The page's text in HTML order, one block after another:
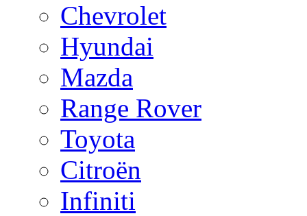
Chevrolet
Hyundai
Mazda
Range Rover
Toyota
Citroën
Infiniti